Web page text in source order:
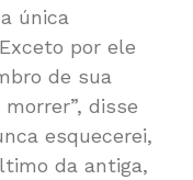
única
por ele
de sua
disse
esquecerei,
da antiga,